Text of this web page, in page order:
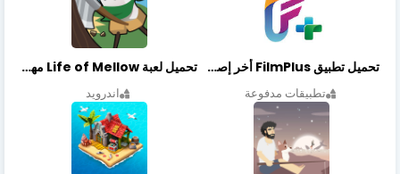
تحميل تطبيق FilmPlus أخر إصدار
تطبيقات مدفوعة
تحميل لعبة Life of Mellow مهكرة أخر إصدار
اندرويد